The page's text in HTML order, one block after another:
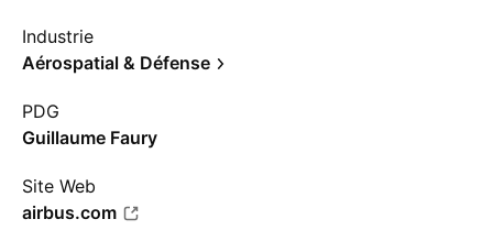
Industrie
Aérospatial & Défense
PDG
Guillaume Faury
Site Web
airbus.com